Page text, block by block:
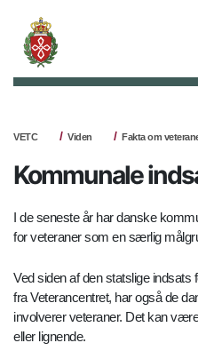
VETC Viden Fakta om
Kommunale
I de seneste år har danske
for veteraner som en særlig
Ved siden af den statslige
fra Veterancentret, har også de
involverer veteraner. Det kan
eller lignende.